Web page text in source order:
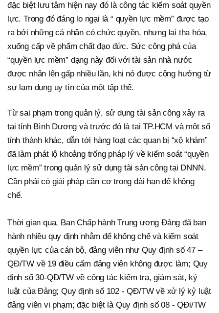
đặc biệt lưu tâm hiện nay đó là công tác kiểm soát quyền
lực. Trong đó đáng lo ngại là “ quyền lực mềm” được tạo
ra bởi những cá nhân có chức quyền, nhưng lại tha hóa,
xuống cấp về phẩm chất đạo đức. Sức công phá của
“quyền lực mềm” dạng này đối với tài sản nhà nước
được nhân lên gấp nhiều lần, khi nó được cộng hưởng từ
sự lạm dụng uy tín của một tập thể.
Từ sai phạm trong quản lý, sử dụng tài sản công xảy ra
tại tỉnh Bình Dương và trước đó là tại TP.HCM và một số
tỉnh thành khác, dẫn tới hàng loạt các quan bị “xộ khám”
đã làm phát lộ khoảng trống pháp lý về kiểm soát “quyền
lực mềm” trong quản lý sử dụng tài sản công tại DNNN.
Cần phải có giải pháp căn cơ trong dài hạn để không
chế.
Thời gian qua, Ban Chấp hành Trung ương Đảng đã ban
hành nhiều quy định nhằm để khống chế và kiểm soát
quyền lực của cán bộ, đảng viên như Quy định số 47 –
QĐ/TW về 19 điều cấm đảng viên không được làm; Quy
định số 30-QĐ/TW về công tác kiểm tra, giám sát, kỷ
luật của Đảng; Quy định số 102 - QĐ/TW về xử lý kỷ luật
đảng viên vi phạm; đặc biệt là Quy định số 08 - QĐi/TW